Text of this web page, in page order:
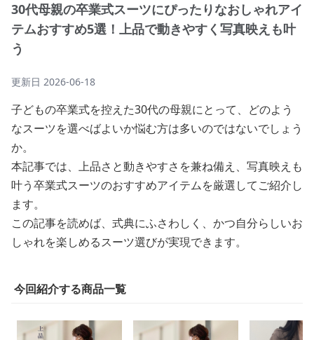
30代母親の卒業式スーツにぴったりなおしゃれアイ
テムおすすめ5選！上品で動きやすく写真映えも叶
う
更新日 2026-06-18
子どもの卒業式を控えた30代の母親にとって、どのよう
なスーツを選べばよいか悩む方は多いのではないでしょう
か。
本記事では、上品さと動きやすさを兼ね備え、写真映えも
叶う卒業式スーツのおすすめアイテムを厳選してご紹介し
ます。
この記事を読めば、式典にふさわしく、かつ自分らしいお
しゃれを楽しめるスーツ選びが実現できます。
今回紹介する商品一覧